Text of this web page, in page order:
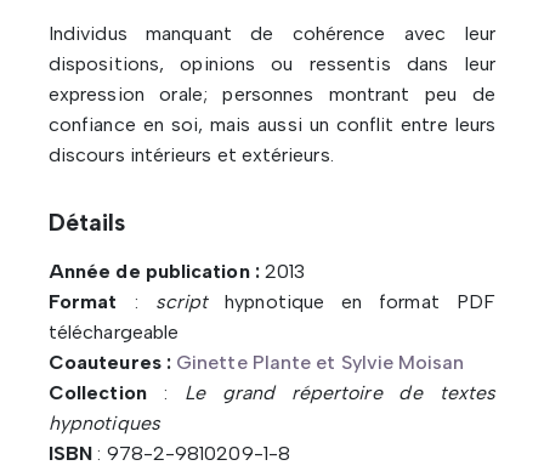
Individus manquant de cohérence avec leur
dispositions, opinions ou ressentis dans leur
expression orale; personnes montrant peu de
confiance en soi, mais aussi un conflit entre leurs
discours intérieurs et extérieurs.
Détails
Année de publication :2013
Format : scripthypnotique en format PDF
téléchargeable
Coauteures : Ginette Plante et Sylvie Moisan
Collection: Le grand répertoire de textes
hypnotiques
ISBN : 978-2-9810209-1-8